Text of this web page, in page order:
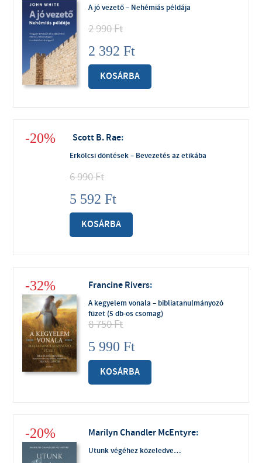
A jó vezető – Nehémiás példája
2 990Ft
2 392 Ft
KOSÁRBA
-20% Scott B. Rae:
Erkölcsi döntések – Bevezetés az etikába
6 990Ft
5 592 Ft
KOSÁRBA
-32% Francine Rivers:
A kegyelem vonala – bibliatanulmányozó
füzet (5 db-os csomag)
8 750Ft
5 990 Ft
KOSÁRBA
-20% Marilyn Chandler McEntyre:
Utunk végéhez közeledve…